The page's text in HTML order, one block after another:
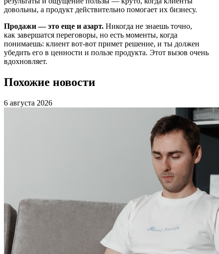
довольны, а продукт действительно помогает их бизнесу.
Продажи — это еще и азарт. Никогда не знаешь точно,
как завершатся переговоры, но есть моменты, когда
понимаешь: клиент вот-вот примет решение, и ты должен
убедить его в ценности и пользе продукта. Этот вызов очень
вдохновляет.
Похожие новости
6 августа 2026